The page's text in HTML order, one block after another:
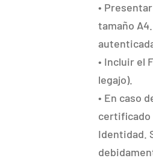
•
tamaño
• Incluir el
legajo).
• En caso
certificado
Identidad.